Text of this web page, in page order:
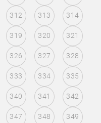
312 313 314
319 320 321
326 327 328
333 334 335
340 341 342
347 348 349